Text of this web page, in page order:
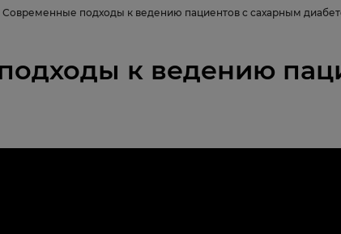
Современные подходы к ведению пациентов с сахарным
к ведению